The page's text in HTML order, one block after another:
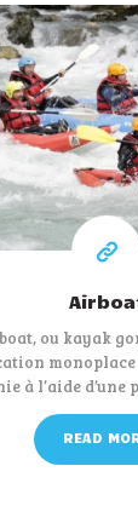
A partir de
ou kayak
à l’aide d’une
READ